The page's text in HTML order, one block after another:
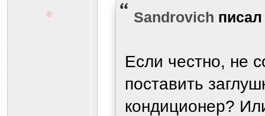
Sandrovich
Если честно, не
поставить
кондиционер?